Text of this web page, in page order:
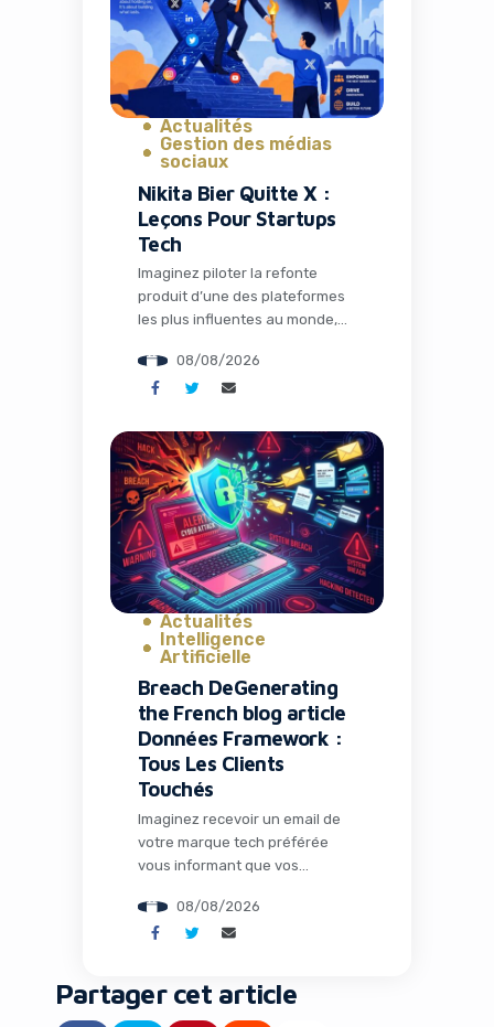
exactement ce qui arrive aux
employés de grandes firmes
financières américaines […]
Actualités
Gestion des médias
sociaux
Nikita Bier Quitte X :
Leçons Pour Startups
Tech
Imaginez piloter la refonte
produit d’une des plateformes
les plus influentes au monde,
an, tout en naviguant dans un
océan de controverses
le défi que Nikita Bier a relevé
en tant que Head of Product
chez X, avant d’annoncer son
départ ce mois d’août 2026.
Pour les […]
08/08/2026
Actualités
Intelligence
Artificielle
Breach DeGenerating
the French blog article
Données Framework :
Tous Les Clients
Touchés
Imaginez recevoir un email de
votre marque tech préférée
vous informant que vos
volées. C’est exactement ce qui
vient d’arriver aux clients de
réparables. Cette affaire, loin
08/08/2026
Partager cet article